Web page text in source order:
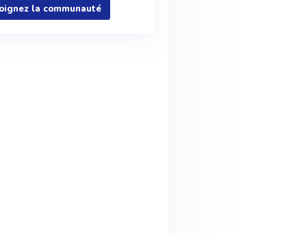
la communauté